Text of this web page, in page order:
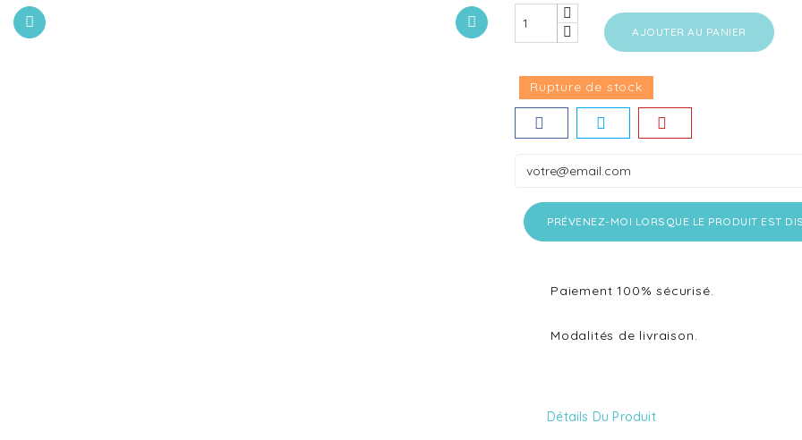
AJOUTER AU PANIER
Rupture de stock
PRÉVENEZ-MOI LORSQUE LE PRODUIT EST
Paiement 100% sécurisé.
Modalités de livraison.
Détails Du Produit